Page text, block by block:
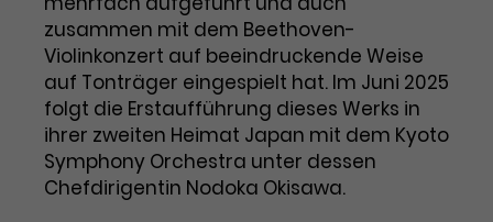
Anbieter TYPO3
Laufzeit 1 Monat
Zweck
Enthält die gewählten Tracking-
Optin-Einstellungen.
Zweck
Kampagnendaten zu berechnen
und die Nutzung der Website für
den Analysebericht der Website zu
verfolgen. Die Cookies speichern
Informationen anonym und weisen
eine zufallsgenerierte Nummer zu,
um Besuche zu erkennen.
Name
_gcl_au
Anbieter Google Ads
Laufzeit 3 Monate
Wird von Google verwendet, um
die Effizienz von Werbeanzeigen zu
Cookie-Informationen
zusammen mit dem Beethoven-
Violinkonzert auf beeindruckende Weise
auf Tonträger eingespielt hat. Im Juni 2025
folgt die Erstaufführung dieses Werks in
ihrer zweiten Heimat Japan mit dem Kyoto
Symphony Orchestra unter dessen
Chefdirigentin Nodoka Okisawa.